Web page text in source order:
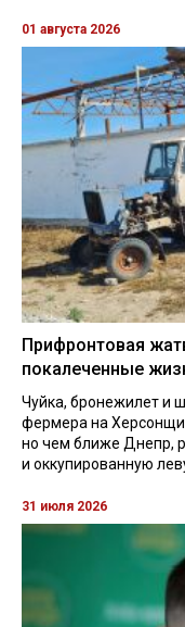
01 августа 2026
Прифронтовая
покалеченные
Чуйка, бронежилет и
фермера на
но чем ближе Днепр,
и оккупированную
31 июля 2026